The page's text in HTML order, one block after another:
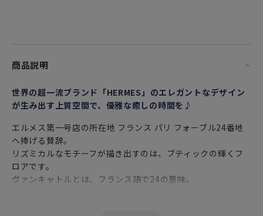
商品説明
世界の超一流ブランド「HERMES」のエレガントなデザイン
が生み出す上質空間で、優雅な癒しの時間を♪
エルメス第一号店の所在地 フランス パリ フォーブル24番地
へ捧げる賛辞。
リズミカルなモチーフが描き出すのは、ブティックの輝くフ
ロアです。
ヴァンキャトルとは、フランス語で24の意味。